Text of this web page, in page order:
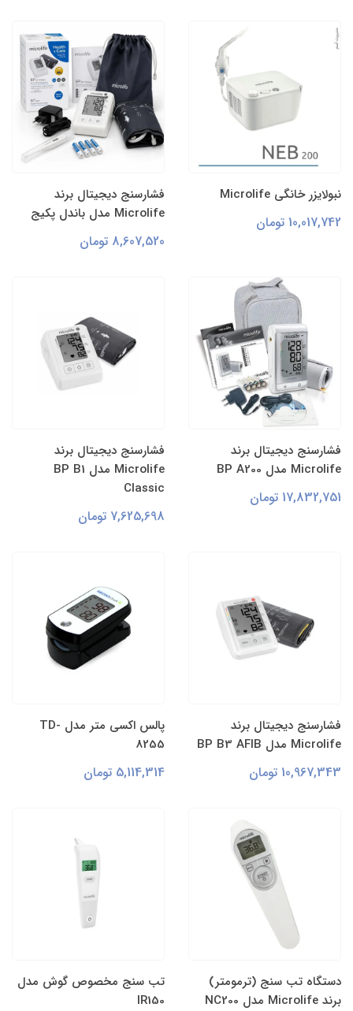
نبولایزر خانگی Microlife
10,017,742 تومان
فشارسنج دیجیتال برند
Microlife مدل باندل پکیج
8,607,520 تومان
فشارسنج دیجیتال برند
Microlife مدل BP A200
17,832,751 تومان
فشارسنج دیجیتال برند
Microlife مدل BP B1
Classic
7,625,698 تومان
فشارسنج دیجیتال برند
Microlife مدل BP B3 AFIB
10,967,343 تومان
پالس اکسی متر مدل TD-
8255
5,114,314 تومان
دستگاه تب سنج (ترمومتر)
برند Microlife مدل NC200
تب سنج مخصوص گوش مدل
IR150